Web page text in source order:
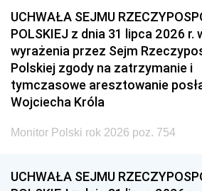
UCHWAŁA SEJMU
POLSKIEJ z dnia 31 lipca 2026 r.
wyrażenia przez Sejm
Polskiej zgody na zatrzymanie i
tymczasowe aresztowanie
Wojciecha Króla
Monitor Polski rok 2026 poz. 754
UCHWAŁA SEJMU